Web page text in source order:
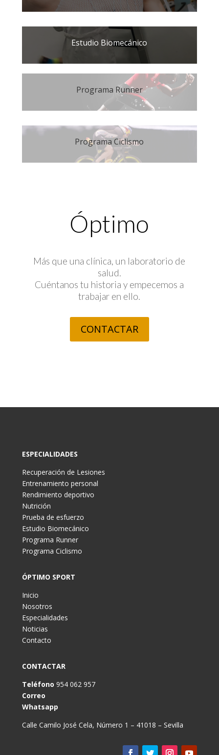
Estudio Biomecánico
Programa Runner
Programa Ciclismo
Óptimo
Más que una clínica, un laboratorio de
salud.
Cuéntanos tu historia y empecemos a
trabajar en ello.
CONTACTAR
ESPECIALIDADES
Recuperación de Lesiones
Entrenamiento personal
Rendimiento deportivo
Nutrición
Prueba de esfuerzo
Estudio Biomecánico
Programa Runner
Programa Ciclismo
ÓPTIMO SPORT
Inicio
Nosotros
Especialidades
Noticias
Contacto
CONTACTAR
Teléfono 954 062 957
Correo
Whatsapp
Calle Camilo José Cela, Número 1 – 41018 – Sevilla